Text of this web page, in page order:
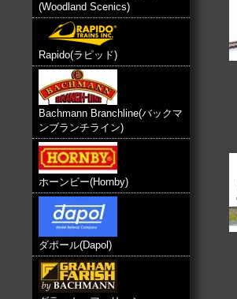
(Woodland Scenics)
Rapido(ラピッド)
Bachmann Branchline(バックマ
ンブランチライン)
ホーンビー(Hornby)
ダポール(Dapol)